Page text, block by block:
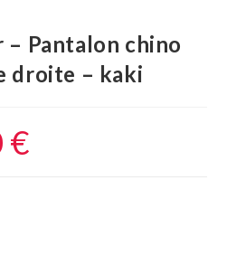
Pantalon chino
droite – kaki
€